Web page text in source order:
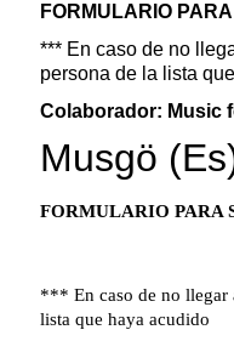
FORMULARIO
*** En caso de no
persona de la lista
Colaborador: Music